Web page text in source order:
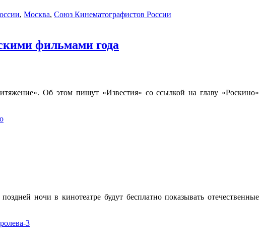
, Москва, Союз Кинематографистов России
фильмами года
Об этом пишут «Известия» со ссылкой на главу «Роскино»
ночи в кинотеатре будут бесплатно показывать отечественные
3